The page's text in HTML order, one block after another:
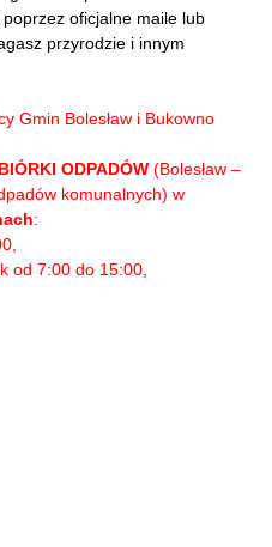
oficjalne maile lub
przyrodzie i innym
Gmin Bolesław i Bukowno
ODPADÓW (Bolesław –
komunalnych) w
:
od 7:00 do 15:00,